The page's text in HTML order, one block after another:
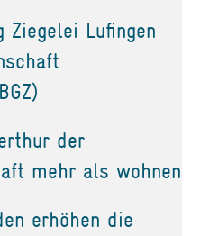
Ziegelei Lufingen
der
mehr als wohnen
erhöhen die